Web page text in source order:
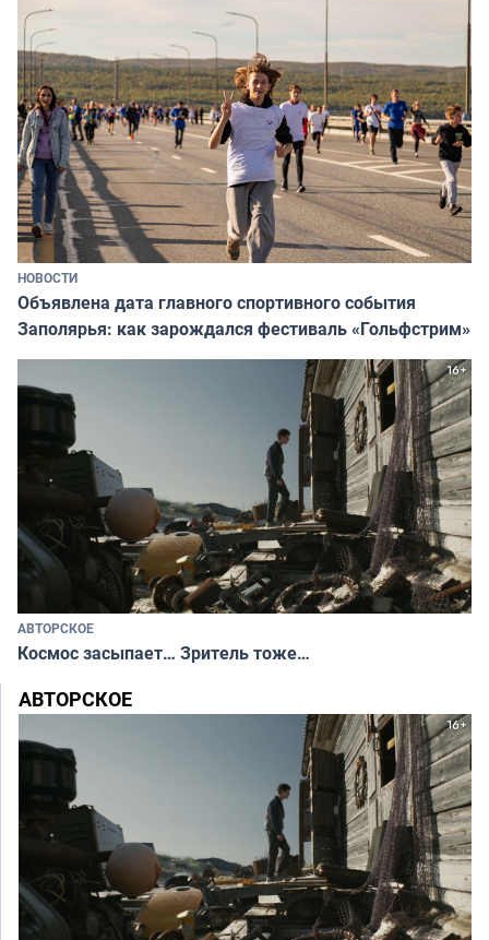
НОВОСТИ
Объявлена дата главного спортивного события
Заполярья: как зарождался фестиваль «Гольфстрим»
АВТОРСКОЕ
Космос засыпает… Зритель тоже…
АВТОРСКОЕ